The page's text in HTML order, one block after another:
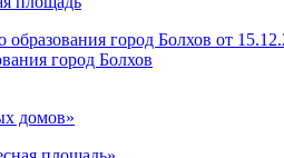
город Болхов от
город Болхов
домов»